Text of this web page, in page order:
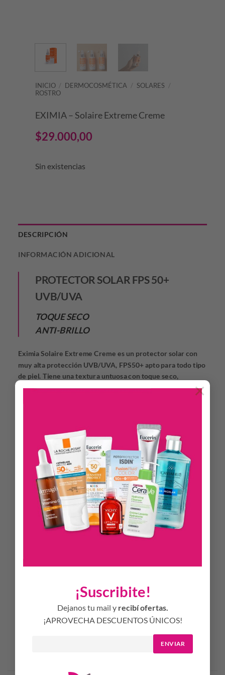
¡Suscribite!
Dejanos tu mail y recibí ofertas.
¡APROVECHA DESCUENTOS ÚNICOS!
ENVIAR
×
INICIO / DERMOCOSMÉTICA / SOLARES /
ROSTRO
EXIMIA – Solaire Extreme Creme
$29.000,00
Sin existencias
DESCRIPCIÓN
INFORMACIÓN ADICIONAL
PROTECTOR SOLAR FPS 50+
UVB/UVA
TOQUE SECO
ANTI-BRILLO
Eximia Solaire Extreme Creme es un protector solar con
muy alta protección UVB/UVA, FPS50+ apto para todo tipo
de piel. Tiene una textura untuosa con toque seco,
logrando una absorción inmediata. Tiene un efecto anti-
permite un uso cómodo y eficaz, sin desperdiciar producto.
Es ideal para llevar llevar todos los días y aplicar
repetidamente durante el día.
INDICACIONES
Aplicar generosamente la crema fluida sobre la piel del
rostro, cuello y escote treinta minutos antes de la
exposición solar. Reaplicar cada dos horas para mantener la
protección, especialmente luego de nadar, transpirar o
secar la piel. Es necesaria la reaplicación del producto para
significativamente. Este producto no ofrece ninguna
quemaduras solares. Clínica y dermatológicamente
testeado. Hipoalergénico
Productos Relacionados